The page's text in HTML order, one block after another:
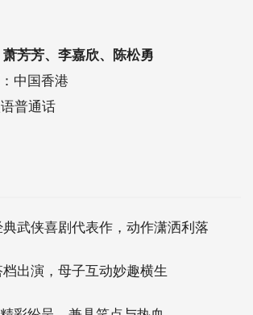
芳芳、李嘉欣、陈松勇
中国香港
普通话
武侠喜剧代表作，动作潇洒利落
出演，母子互动妙趣横生